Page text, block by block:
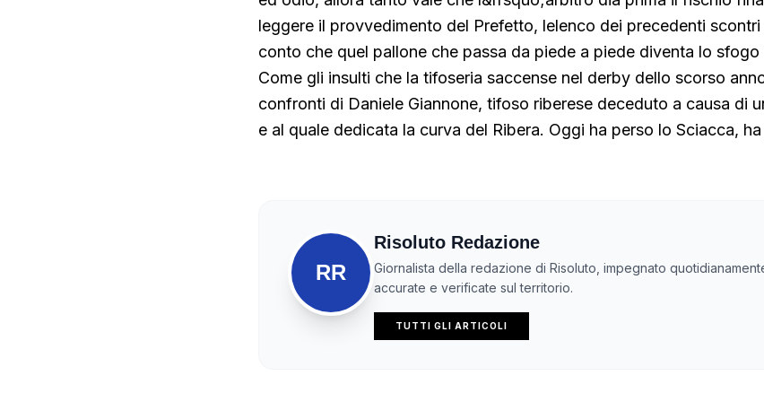
leggere il provvedimento del Prefetto, lelenco dei precedenti scontri
conto che quel pallone che passa da piede a piede diventa lo
Come gli insulti che la tifoseria saccense nel derby dello scorso
confronti di Daniele Giannone, tifoso riberese deceduto a causa di
e al quale dedicata la curva del Ribera. Oggi ha perso lo Sciacca,
RR
Risoluto Redazione
Giornalista della redazione di Risoluto, impegnato
accurate e verificate sul territorio.
TUTTI GLI ARTICOLI